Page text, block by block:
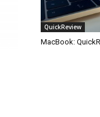
QuickReview
MacBook: